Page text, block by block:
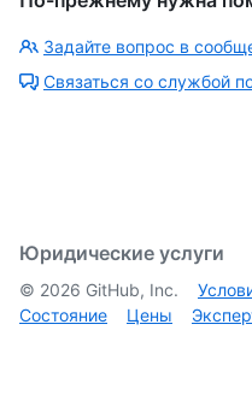
Задайте вопрос в
Связаться со службой
Юридические услуги
© 2026 GitHub, Inc.
Состояние
Цены